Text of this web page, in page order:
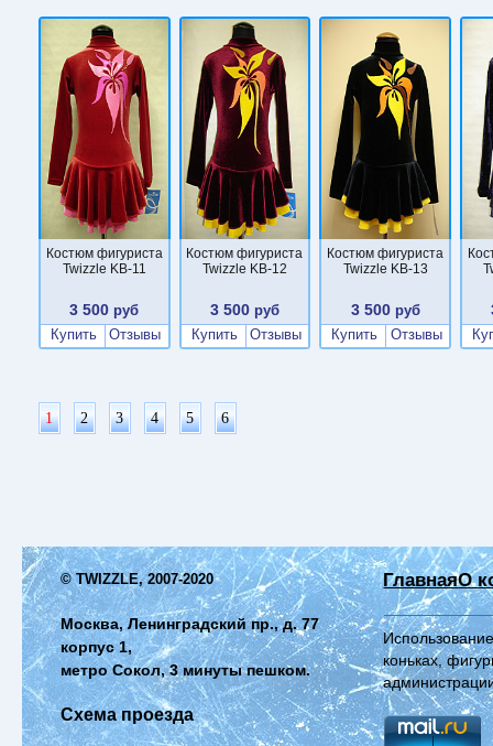
Костюм фигуриста
Twizzle KB-11
3 500 руб
Купить
Отзывы
Костюм фигуриста
Twizzle KB-12
3 500 руб
Купить
Отзывы
Костюм фигуриста
Twizzle KB-13
3 500руб
Купить
Отзывы
1 2 3 4 5 6
© TWIZZLE, 2007-2020
Москва, Ленинградский пр., д. 77
корпус 1,
метро Сокол, 3 минуты пешком.
Схема проезда
ГлавнаяО
коньках,